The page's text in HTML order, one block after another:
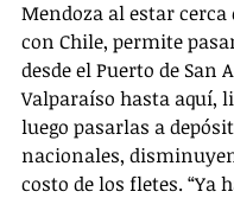
Mendoza al estar
con Chile, permite
desde el Puerto de San
Valparaíso hasta aquí,
luego pasarlas a
nacionales,
costo de los fletes. “Ya